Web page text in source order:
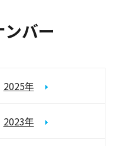
バー
2025年
2023年